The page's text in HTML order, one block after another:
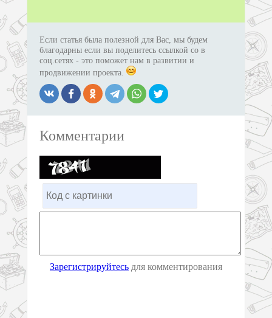
Если статья была полезной для Вас, мы будем
благодарны если вы поделитесь ссылкой со в
соц.сетях - это поможет нам в развитии и
продвижении проекта.
Комментарии
Зарегистрируйтесь для комментирования